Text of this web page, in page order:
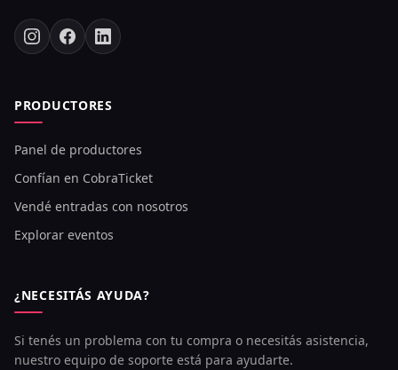
PRODUCTORES
Panel de productores
Confían en CobraTicket
Vendé entradas con nosotros
Explorar eventos
¿NECESITÁS AYUDA?
Si tenés un problema con tu compra o necesitás asistencia,
nuestro equipo de soporte está para ayudarte.